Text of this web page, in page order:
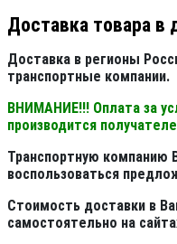
Доставка товара
Доставка в регионы
транспортные компании.
ВНИМАНИЕ!!! Оплата за
производится
Транспортную
воспользоваться
Стоимость доставки в
самостоятельно на